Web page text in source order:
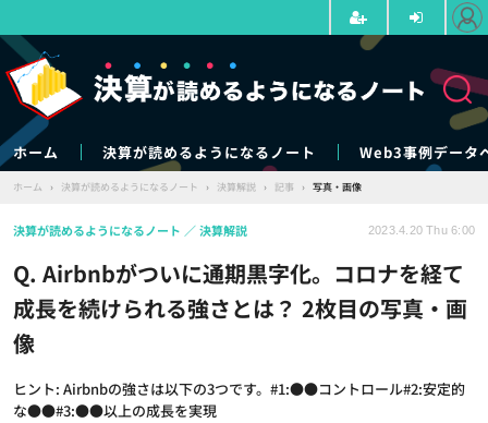
ホーム 決算が読めるようになるノート Web3事例データ
ホーム › 決算が読めるようになるノート › 決算解説 › 記事 › 写真・画像
Q. Airbnbがついに通期黒字化。コロナを経て
成長を続けられる強さとは？ 2枚目の写真・画
像
ヒント: Airbnbの強さは以下の3つです。#1:●●コントロール#2:安定的
な●●#3:●●以上の成長を実現
決算が読めるようになるノート 決算解説 2023.4.20 Thu 6:00